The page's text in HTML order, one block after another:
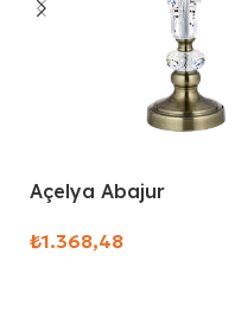
Açelya Abajur
₺